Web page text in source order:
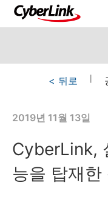
< 뒤로
2019년 11월 13일
CyberLink,
능을 탑재한